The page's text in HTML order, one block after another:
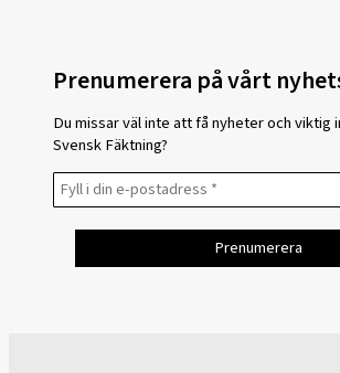
Prenumerera på vårt
Du missar väl inte att få nyheter och viktig
Svensk Fäktning?